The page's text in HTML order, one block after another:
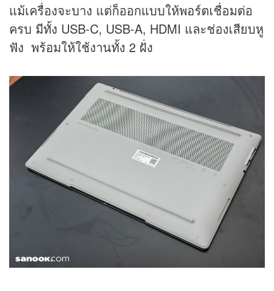
แม้เครื่องจะบาง แต่ก็ออกแบบให้พอร์ตเชื่อมต่อ
ครบ มีทั้ง USB-C, USB-A, HDMI และช่องเสียบหู
ฟัง พร้อมให้ใช้งานทั้ง 2 ฝั่ง